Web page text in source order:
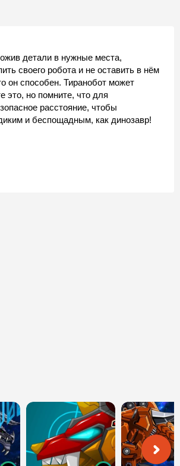
детали в нужные места,
своего робота и не оставить в нём
он способен. Тиранобот может
это, но помните, что для
расстояние, чтобы
и беспощадным, как динозавр!